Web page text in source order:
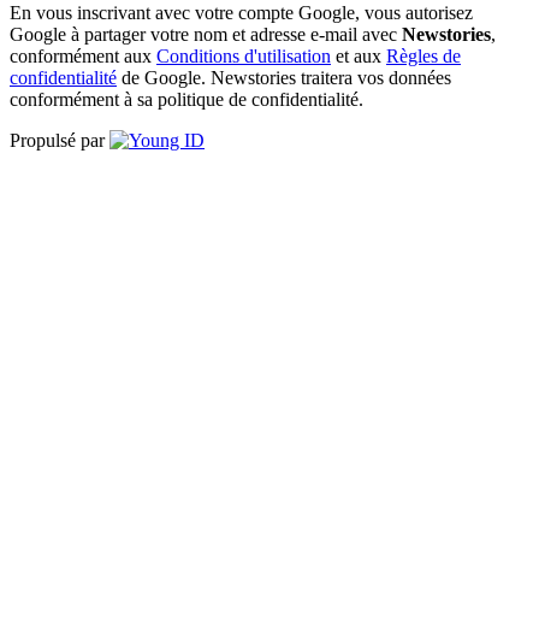
En vous inscrivant avec votre compte Google, vous autorisez
Google à partager votre nom et adresse e-mail avec Newstories,
conformément aux Conditions d'utilisation et aux Règles de
confidentialité de Google. Newstories traitera vos données
conformément à sa politique de confidentialité.
Propulsé par